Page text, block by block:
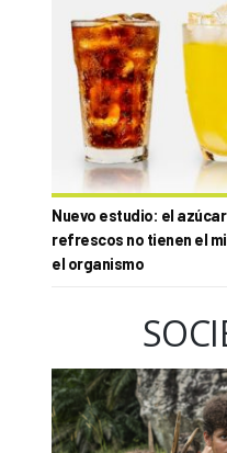
Nuevo estudio: el
refrescos no tienen el
el organismo